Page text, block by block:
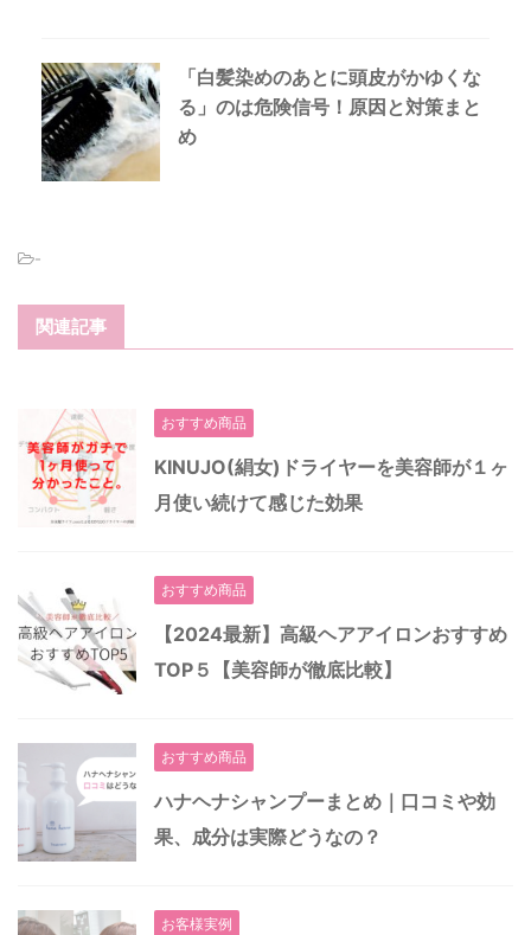
「白髪染めのあとに頭皮がかゆくな
る」のは危険信号！原因と対策まと
め
-
関連記事
おすすめ商品
KINUJO(絹女)ドライヤーを美容師が１ヶ
月使い続けて感じた効果
おすすめ商品
【2024最新】高級ヘアアイロンおすすめ
TOP５【美容師が徹底比較】
おすすめ商品
ハナヘナシャンプーまとめ｜口コミや効
果、成分は実際どうなの？
お客様実例